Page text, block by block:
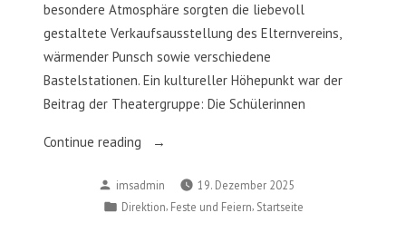
besondere Atmosphäre sorgten die liebevoll
gestaltete Verkaufsausstellung des Elternvereins,
wärmender Punsch sowie verschiedene
Bastelstationen. Ein kultureller Höhepunkt war der
Beitrag der Theatergruppe: Die Schülerinnen
Continue reading „Adventfeier“
Posted
by
imsadmin
19. Dezember 2025
Posted
Direktion, Feste und Feiern, Startseite